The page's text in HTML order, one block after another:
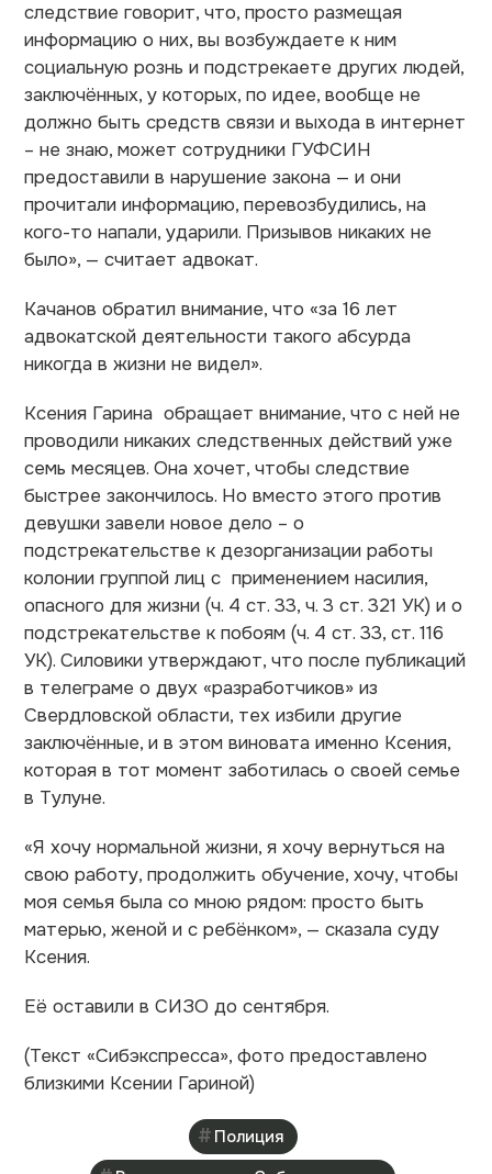
следствие говорит, что, просто размещая
информацию о них, вы возбуждаете к ним
социальную рознь и подстрекаете других людей,
заключённых, у которых, по идее, вообще не
должно быть средств связи и выхода в интернет
– не знаю, может сотрудники ГУФСИН
предоставили в нарушение закона — и они
прочитали информацию, перевозбудились, на
кого-то напали, ударили. Призывов никаких не
было», — считает адвокат.
Качанов обратил внимание, что «за 16 лет
адвокатской деятельности такого абсурда
никогда в жизни не видел».
Ксения Гарина обращает внимание, что с ней не
проводили никаких следственных действий уже
семь месяцев. Она хочет, чтобы следствие
быстрее закончилось. Но вместо этого против
девушки завели новое дело – о
подстрекательстве к дезорганизации работы
колонии группой лиц с применением насилия,
опасного для жизни (ч. 4 ст. 33, ч. 3 ст. 321 УК) и о
подстрекательстве к побоям (ч. 4 ст. 33, ст. 116
УК). Силовики утверждают, что после публикаций
в телеграме о двух «разработчиков» из
Свердловской области, тех избили другие
заключённые, и в этом виновата именно Ксения,
которая в тот момент заботилась о своей семье
в Тулуне.
«Я хочу нормальной жизни, я хочу вернуться на
свою работу, продолжить обучение, хочу, чтобы
моя семья была со мною рядом: просто быть
матерью, женой и с ребёнком», — сказала суду
Ксения.
Её оставили в СИЗО до сентября.
(Текст «Сибэкспресса», фото предоставлено
близкими Ксении Гариной)
Полиция